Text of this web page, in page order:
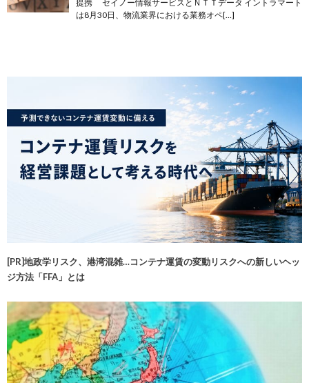
提携 セイノー情報サービスとＮＴＴデータ イントラマート
は8月30日、物流業界における業務オペ[…]
[PR]地政学リスク、港湾混雑…コンテナ運賃の変動リスクへの新しいヘッ
ジ方法「FFA」とは